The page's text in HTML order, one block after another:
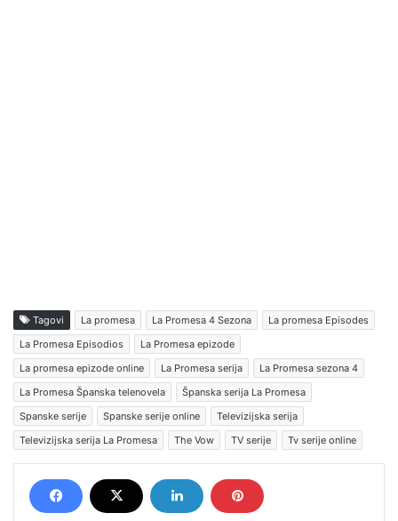
Tagovi La promesa La Promesa 4 Sezona
La promesa Episodes
La Promesa Episodios
La Promesa epizode
La promesa epizode online
La Promesa serija
La Promesa sezona 4
La Promesa Španska telenovela
Španska serija La Promesa
Spanske serije
Spanske serije online
Televizijska serija
Televizijska serija La Promesa
The Vow TV serije Tv serije online